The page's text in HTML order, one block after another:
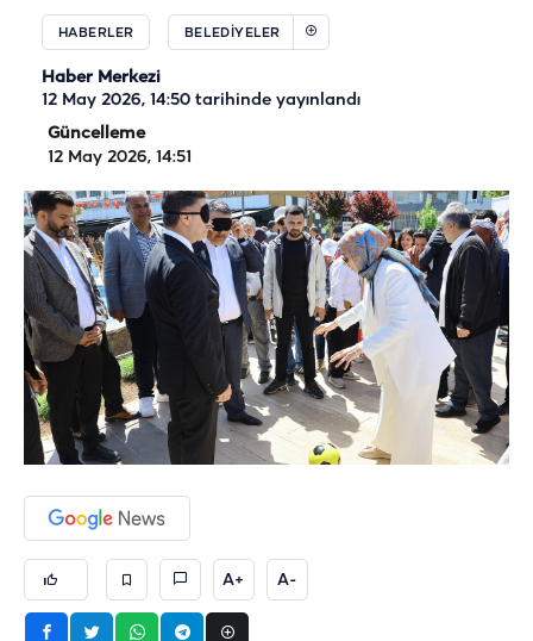
HABERLER BELEDIYELER
Haber Merkezi
12 May 2026, 14:50 tarihinde yayınlandı
Güncelleme
12 May 2026, 14:51
A+ A-